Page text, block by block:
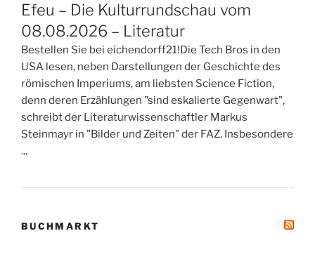
Efeu – Die Kulturrundschau vom
08.08.2026 – Literatur
Bestellen Sie bei eichendorff21!Die Tech Bros in den
USA lesen, neben Darstellungen der Geschichte des
römischen Imperiums, am liebsten Science Fiction,
denn deren Erzählungen "sind eskalierte Gegenwart",
schreibt der Literaturwissenschaftler Markus
Steinmayr in "Bilder und Zeiten" der FAZ. Insbesondere
...
BUCHMARKT